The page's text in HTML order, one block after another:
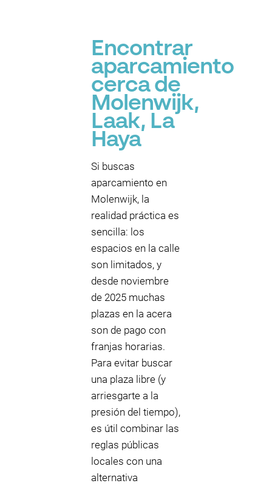
Encontrar
aparcamiento
cerca de
Molenwijk,
Laak, La
Haya
Si buscas
aparcamiento en
Molenwijk, la
realidad práctica es
sencilla: los
espacios en la calle
son limitados, y
desde noviembre
de 2025 muchas
plazas en la acera
son de pago con
franjas horarias.
Para evitar buscar
una plaza libre (y
arriesgarte a la
presión del tiempo),
es útil combinar las
reglas públicas
locales con una
alternativa